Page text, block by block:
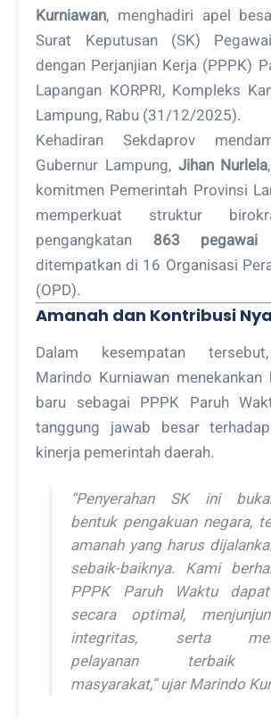
Kurniawan, menghadiri apel
Surat Keputusan (SK)
dengan Perjanjian Kerja (PPPK)
Lapangan KORPRI, Kompleks
Lampung, Rabu (31/12/2025).
Kehadiran Sekdaprov
Gubernur Lampung, Jihan Nurlela
komitmen Pemerintah Provinsi
memperkuat struktur
pengangkatan 863 pegawai
ditempatkan di 16 Organisasi
(OPD).
Amanah dan Kontribusi
Dalam kesempatan
Marindo Kurniawan
baru sebagai PPPK Paruh
tanggung jawab besar
kinerja pemerintah daerah.
“Penyerahan SK ini
bentuk pengakuan negara,
amanah yang harus
sebaik-baiknya. Kami
PPPK Paruh Waktu
secara optimal,
integritas, serta
pelayanan terbaik
masyarakat,” ujar Marindo